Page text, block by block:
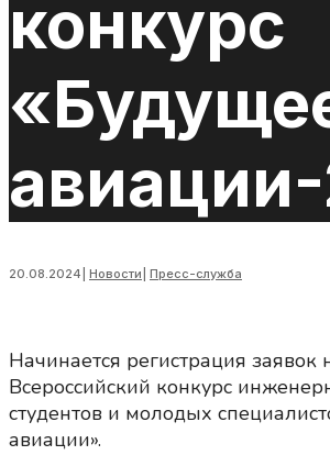
конкурс
20.08.2024 Новости Пресс-служба
Начинается регистрация
Всероссийский конкурс
студентов и молодых
авиации».